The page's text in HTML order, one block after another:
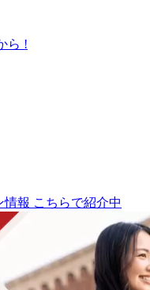
ら !
情報 こちらで紹介中